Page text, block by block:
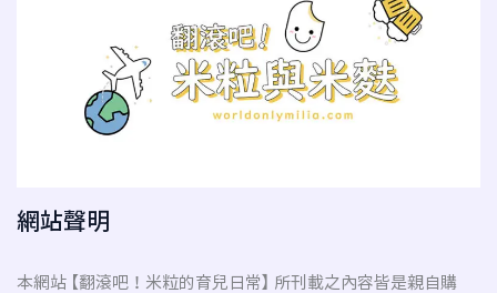
網站聲明
本網站 【翻滾吧！米粒的育兒日常】 所刊載之內容皆是親自購